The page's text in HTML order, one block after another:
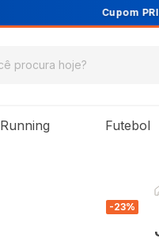
Cupom PRIMEIRA10
Running Futebol
-23%